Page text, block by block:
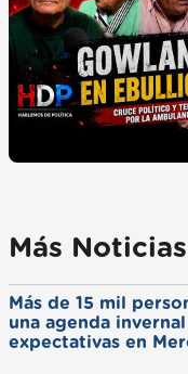
Más Noticias
Más de 15 mil
una agenda
expectativas en